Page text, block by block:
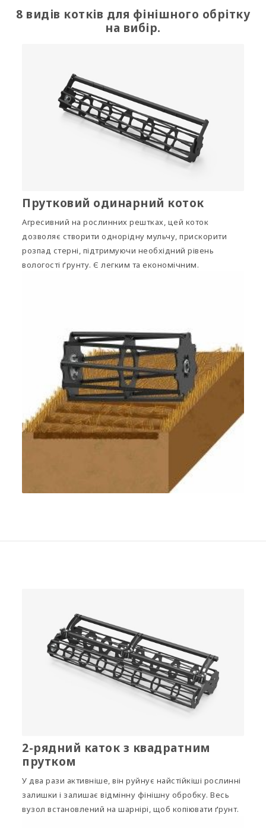
8 видів котків для фінішного обрітку
на вибір.
Прутковий одинарний коток
Агресивний на рослинних рештках, цей коток
дозволяє створити однорідну мульчу, прискорити
розпад стерні, підтримуючи необхідний рівень
вологості ґрунту. Є легким та економічним.
2-рядний каток з квадратним
прутком
У два рази активніше, він руйнує найстійкіші рослинні
залишки і залишає відмінну фінішну обробку. Весь
вузол встановлений на шарнірі, щоб копіювати ґрунт.